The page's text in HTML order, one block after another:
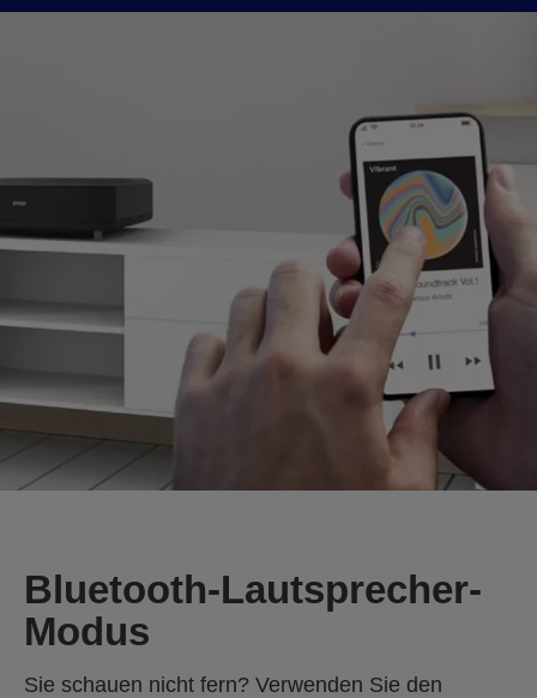
Bluetooth-Lautsprecher-
Modus
Sie schauen nicht fern? Verwenden Sie den